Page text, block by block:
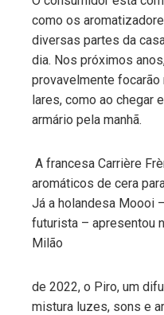
como os
diversas partes da
dia. Nos próximos
provavelmente
lares, como ao chegar
armário pela manhã.
A francesa Carrière
aromáticos de cera
Já a holandesa Moooi
futurista – apresentou
Milão
de 2022, o Piro, um
mistura luzes, sons e